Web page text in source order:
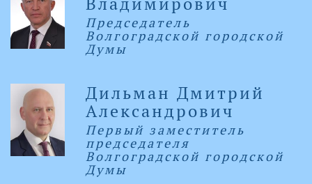
Председатель
Волгоградской городской
Думы
Дильман Дмитрий
Александрович
Первый заместитель
председателя
Волгоградской городской
Думы